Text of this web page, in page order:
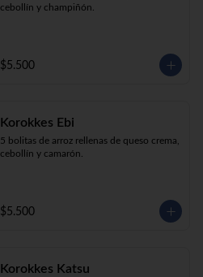
cebollín y champiñón.
$5.500
Korokkes Ebi
5 bolitas de arroz rellenas de queso crema,
cebollín y camarón.
$5.500
Korokkes Katsu